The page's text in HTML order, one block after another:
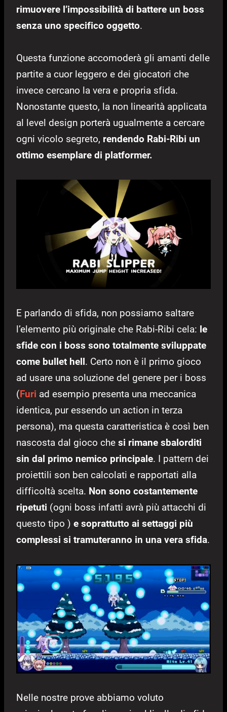
rimuovere l’impossibilità di battere un boss
senza uno specifico oggetto.
Questa funzione accomoderà gli amanti delle
partite a cuor leggero e dei giocatori che
invece cercano la vera e propria sfida.
Nonostante questo, la non linearità applicata
al level design porterà ugualmente a cercare
ogni vicolo segreto, rendendo Rabi-Ribi un
ottimo esemplare di platformer.
E parlando di sfida, non possiamo saltare
l’elemento più originale che Rabi-Ribi cela: le
sfide con i boss sono totalmente sviluppate
come bullet hell. Certo non è il primo gioco
ad usare una soluzione del genere per i boss
(Furi ad esempio presenta una meccanica
identica, pur essendo un action in terza
persona), ma questa caratteristica è così ben
nascosta dal gioco che si rimane sbalorditi
sin dal primo nemico principale. I pattern dei
proiettili son ben calcolati e rapportati alla
difficoltà scelta. Non sono costantemente
ripetuti (ogni boss infatti avrà più attacchi di
questo tipo ) e soprattutto ai settaggi più
complessi si tramuteranno in una vera sfida.
Nelle nostre prove abbiamo voluto